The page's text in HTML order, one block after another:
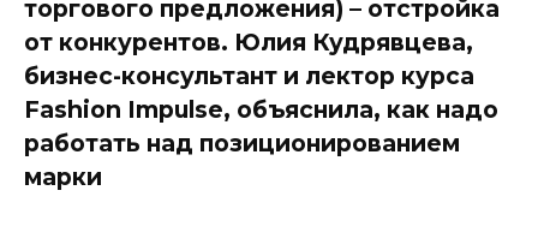
торгового предложения) – отстройка
от конкурентов. Юлия Кудрявцева,
бизнес-консультант и лектор курса
Fashion Impulse, объяснила, как надо
работать над позиционированием
марки